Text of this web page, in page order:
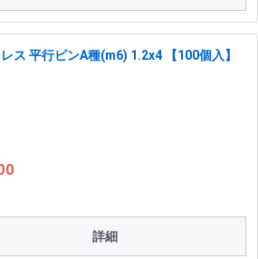
ス 平行ピンA種(m6) 1.2x4 【100個入】
詳細